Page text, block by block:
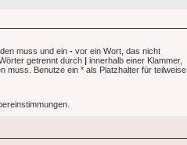
muss und ein - vor ein Wort, das nicht
getrennt durch | innerhalb einer Klammer,
muss. Benutze ein * als Platzhalter für teilweise